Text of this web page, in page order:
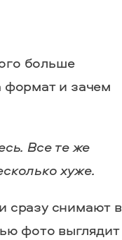
больше
формат и зачем
Все те же
хуже.
сразу снимают в
фото выглядит